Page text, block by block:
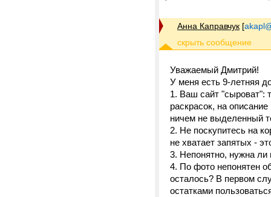
Анна Каправчук [
Уважаемый Дмитрий!
У меня есть 9-летняя
1. Ваш сайт "сыроват":
раскрасок, на
ничем не выделенный
2. Не поскупитесь на
не хватает запятых -
3. Непонятно, нужна ли
4. По фото непонятен
осталось? В первом
остатками